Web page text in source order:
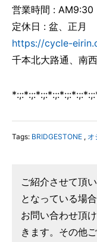
営業時間 : AM9:30
定休日 : 盆、正月
https://cycle-
千本北大路通、南
Tags: BRIDGESTONE , オ
ご紹介させて頂
となっている場
お問い合わせ頂
きます。その他